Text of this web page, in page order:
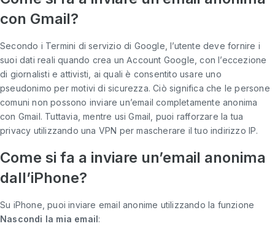
con Gmail?
Secondo i Termini di servizio di Google, l’utente deve fornire i
suoi dati reali quando crea un Account Google, con l’eccezione
di giornalisti e attivisti, ai quali è consentito usare uno
pseudonimo per motivi di sicurezza. Ciò significa che le persone
comuni non possono inviare un’email completamente anonima
con Gmail. Tuttavia, mentre usi Gmail, puoi rafforzare la tua
privacy utilizzando una VPN per mascherare il tuo indirizzo IP.
Come si fa a inviare un’email anonima
dall’iPhone?
Su iPhone, puoi inviare email anonime utilizzando la funzione
Nascondi la mia email: